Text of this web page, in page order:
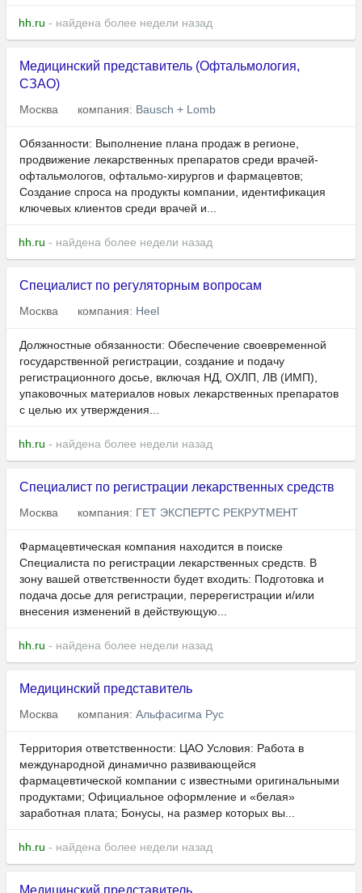
hh.ru - найдена более недели назад
Медицинский представитель (Офтальмология,
СЗАО)
Москва компания: Bausch + Lomb
Обязанности: Выполнение плана продаж в регионе,
продвижение лекарственных препаратов среди врачей-
офтальмологов, офтальмо-хирургов и фармацевтов;
Создание спроса на продукты компании, идентификация
ключевых клиентов среди врачей и...
hh.ru - найдена более недели назад
Специалист по регуляторным вопросам
Москва компания: Heel
Должностные обязанности: Обеспечение своевременной
государственной регистрации, создание и подачу
регистрационного досье, включая НД, ОХЛП, ЛВ (ИМП),
упаковочных материалов новых лекарственных препаратов
с целью их утверждения...
hh.ru - найдена более недели назад
Специалист по регистрации лекарственных средств
Москва компания: ГЕТ ЭКСПЕРТС РЕКРУТМЕНТ
Фармацевтическая компания находится в поиске
Специалиста по регистрации лекарственных средств. В
зону вашей ответственности будет входить: Подготовка и
подача досье для регистрации, перерегистрации и/или
внесения изменений в действующую...
hh.ru - найдена более недели назад
Медицинский представитель
Москва компания: Альфасигма Рус
Территория ответственности: ЦАО Условия: Работа в
международной динамично развивающейся
фармацевтической компании с известными оригинальными
продуктами; Официальное оформление и «белая»
заработная плата; Бонусы, на размер которых вы...
hh.ru - найдена более недели назад